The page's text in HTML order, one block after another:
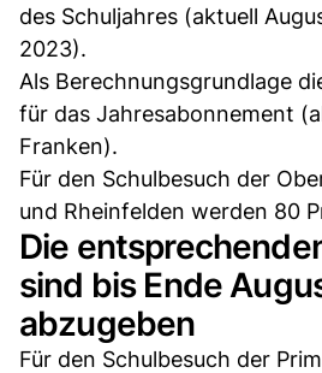
des Schuljahres (aktuell
2023).
Als Berechnungsgrundlage
für das Jahresabonnement
Franken).
Für den Schulbesuch der
und Rheinfelden werden 80
Die
sind bis Ende
abzugeben
Für den Schulbesuch der